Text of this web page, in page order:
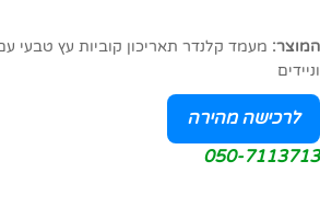
המוצר: מעמד קלנדר תאריכון קוביות עץ טבעי
וניידים
לרכישה מהירה
050-7113713